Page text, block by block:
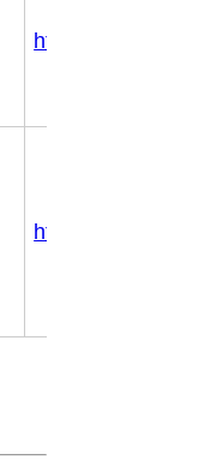
https://lobehub.com
https://